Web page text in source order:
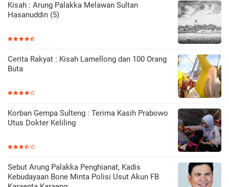
Kisah : Arung Palakka Melawan Sultan
Hasanuddin (5)
Cerita Rakyat : Kisah Lamellong dan 100 Orang
Buta
Korban Gempa Sulteng : Terima Kasih Prabowo
Utus Dokter Keliling
Sebut Arung Palakka Penghianat, Kadis
Kebudayaan Bone Minta Polisi Usut Akun FB